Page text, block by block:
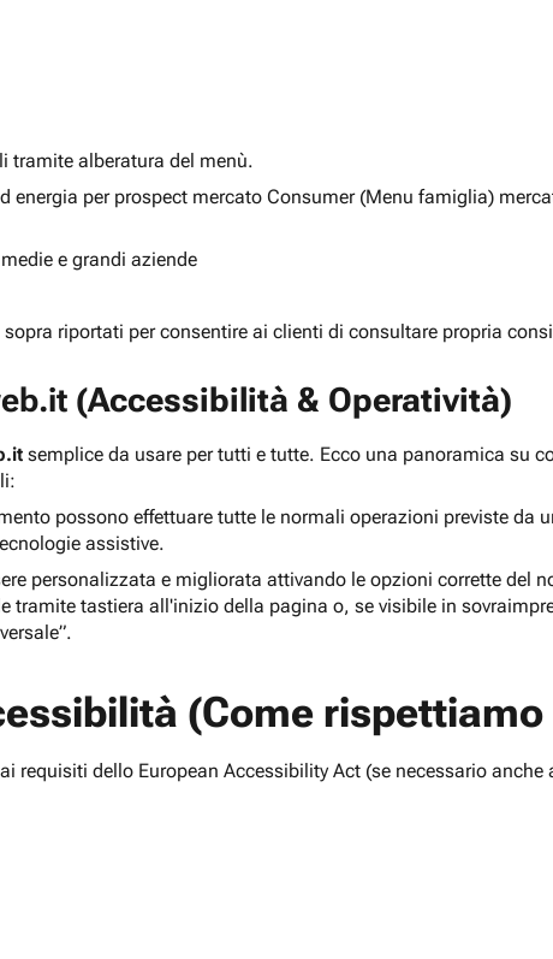
tramite alberatura del menù.
energia per prospect mercato Consumer (Menu famiglia)
e grandi aziende
riportati per consentire ai clienti di consultare propria
(Accessibilità & Operatività)
semplice da usare per tutti e tutte. Ecco una panoramica su
possono effettuare tutte le normali operazioni previste
assistive.
personalizzata e migliorata attivando le opzioni corrette del
tramite tastiera all'inizio della pagina o, se visibile in
(Come
requisiti dello European Accessibility Act (se necessario